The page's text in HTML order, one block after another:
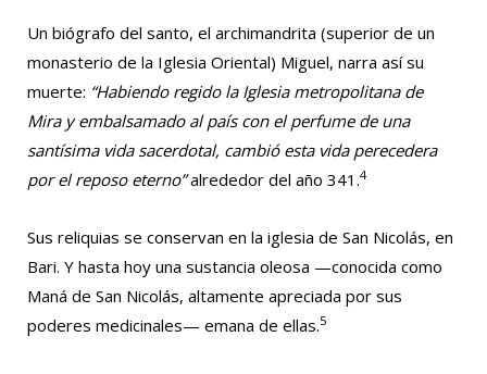
Un biógrafo del santo, el archimandrita (superior de un
monasterio de la Iglesia Oriental) Miguel, narra así su
muerte: “Habiendo regido la Iglesia metropolitana de
Mira y embalsamado al país con el perfume de una
santísima vida sacerdotal, cambió esta vida perecedera
por el reposo eterno”alrededor del año 341.4
Sus reliquias se conservan en la iglesia de San Nicolás, en
Bari. Y hasta hoy una sustancia oleosa —conocida como
Maná de San Nicolás, altamente apreciada por sus
poderes medicinales— emana de ellas.5